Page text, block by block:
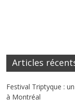
Articles
Festival Triptyque :
à Montréal